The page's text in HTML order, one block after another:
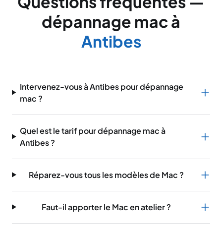
dépannage mac à
Antibes
Intervenez-vous à Antibes pour dépannage
mac ?
Quel est le tarif pour dépannage mac à
Antibes ?
Réparez-vous tous les modèles de Mac ?
Faut-il apporter le Mac en atelier ?